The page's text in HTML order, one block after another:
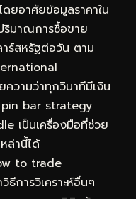
ดยอาศัยข้อมูลราคาใน
มาณการซื้อขาย
ร์สหรัฐต่อวัน ตาม
วามว่าทุกวินาทีมีเงิน
pin bar strategy
เป็นเครื่องมือที่ช่วย
ล่านี้ได้
to trade
การวิเคราะห์อื่นๆ